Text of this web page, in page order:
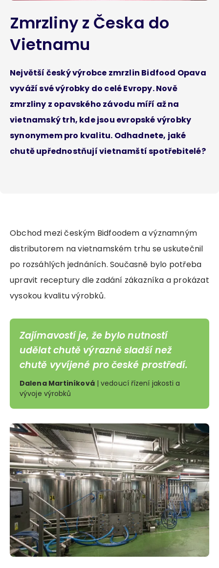
Zmrzliny z Česka do
Vietnamu
Největší český výrobce zmrzlin Bidfood Opava
vyváží své výrobky do celé Evropy. Nově
zmrzliny z opavského závodu míří až na
vietnamský trh, kde jsou evropské výrobky
synonymem pro kvalitu. Odhadnete, jaké
chutě upřednostňují vietnamští spotřebitelé?
Obchod mezi českým Bidfoodem a významným
distributorem na vietnamském trhu se uskutečnil
po rozsáhlých jednáních. Současně bylo potřeba
upravit receptury dle zadání zákazníka a prokázat
vysokou kvalitu výrobků.
Zajímavostí je, že bylo nutností
udělat chutě výrazně sladší než
chutě vyvíjené pro české prostředí.
Dalena Martiníková| vedoucí řízení jakosti a
vývoje výrobků